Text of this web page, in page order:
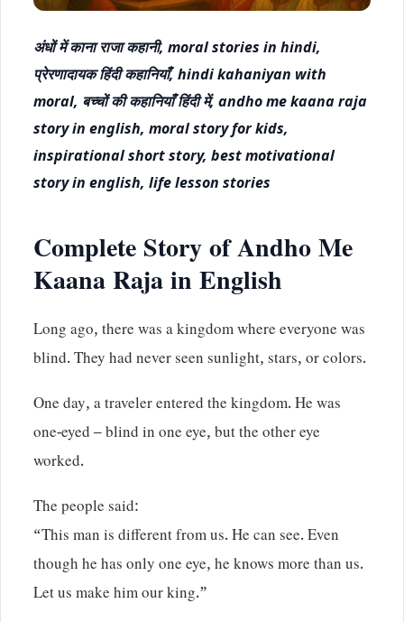
अंधों में काना राजा कहानी, moral stories in hindi,
प्रेरणादायक हिंदी कहानियाँ, hindi kahaniyan with
moral, बच्चों की कहानियाँ हिंदी में, andho me kaana raja
story in english, moral story for kids,
inspirational short story, best motivational
story in english, life lesson stories
Complete Story of Andho Me
Kaana Raja in English
Long ago, there was a kingdom where everyone was
blind. They had never seen sunlight, stars, or colors.
One day, a traveler entered the kingdom. He was
one-eyed – blind in one eye, but the other eye
worked.
The people said:
“This man is different from us. He can see. Even
though he has only one eye, he knows more than us.
Let us make him our king.”